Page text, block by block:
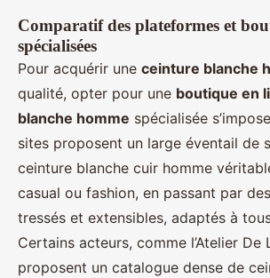
Comparatif des plateformes et
spécialisées
Pour acquérir une ceinture blanche
qualité, opter pour une boutique en
blanche homme spécialisée
sites proposent un large éventail de
ceinture blanche cuir homme
casual ou fashion, en passant par
tressés et extensibles, adaptés à
Certains acteurs, comme l’Atelier De
proposent un catalogue dense de